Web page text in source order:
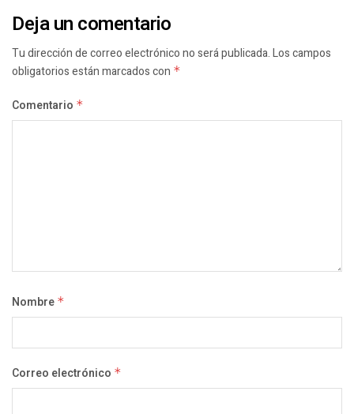
Deja un comentario
Tu dirección de correo electrónico no será publicada.Los campos
obligatorios están marcados con *
Comentario *
Nombre *
Correo electrónico *